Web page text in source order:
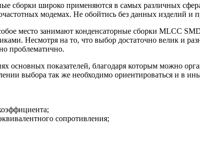
сборки широко применяются в самых различных
модемах. Не обойтись без данных изделий и
место занимают конденсаторные сборки MLCC
Несмотря на то, что выбор достаточно велик и
проблематично.
основных показателей, благодаря которым можно
выбора так же необходимо ориентироваться и в
сопротивления;